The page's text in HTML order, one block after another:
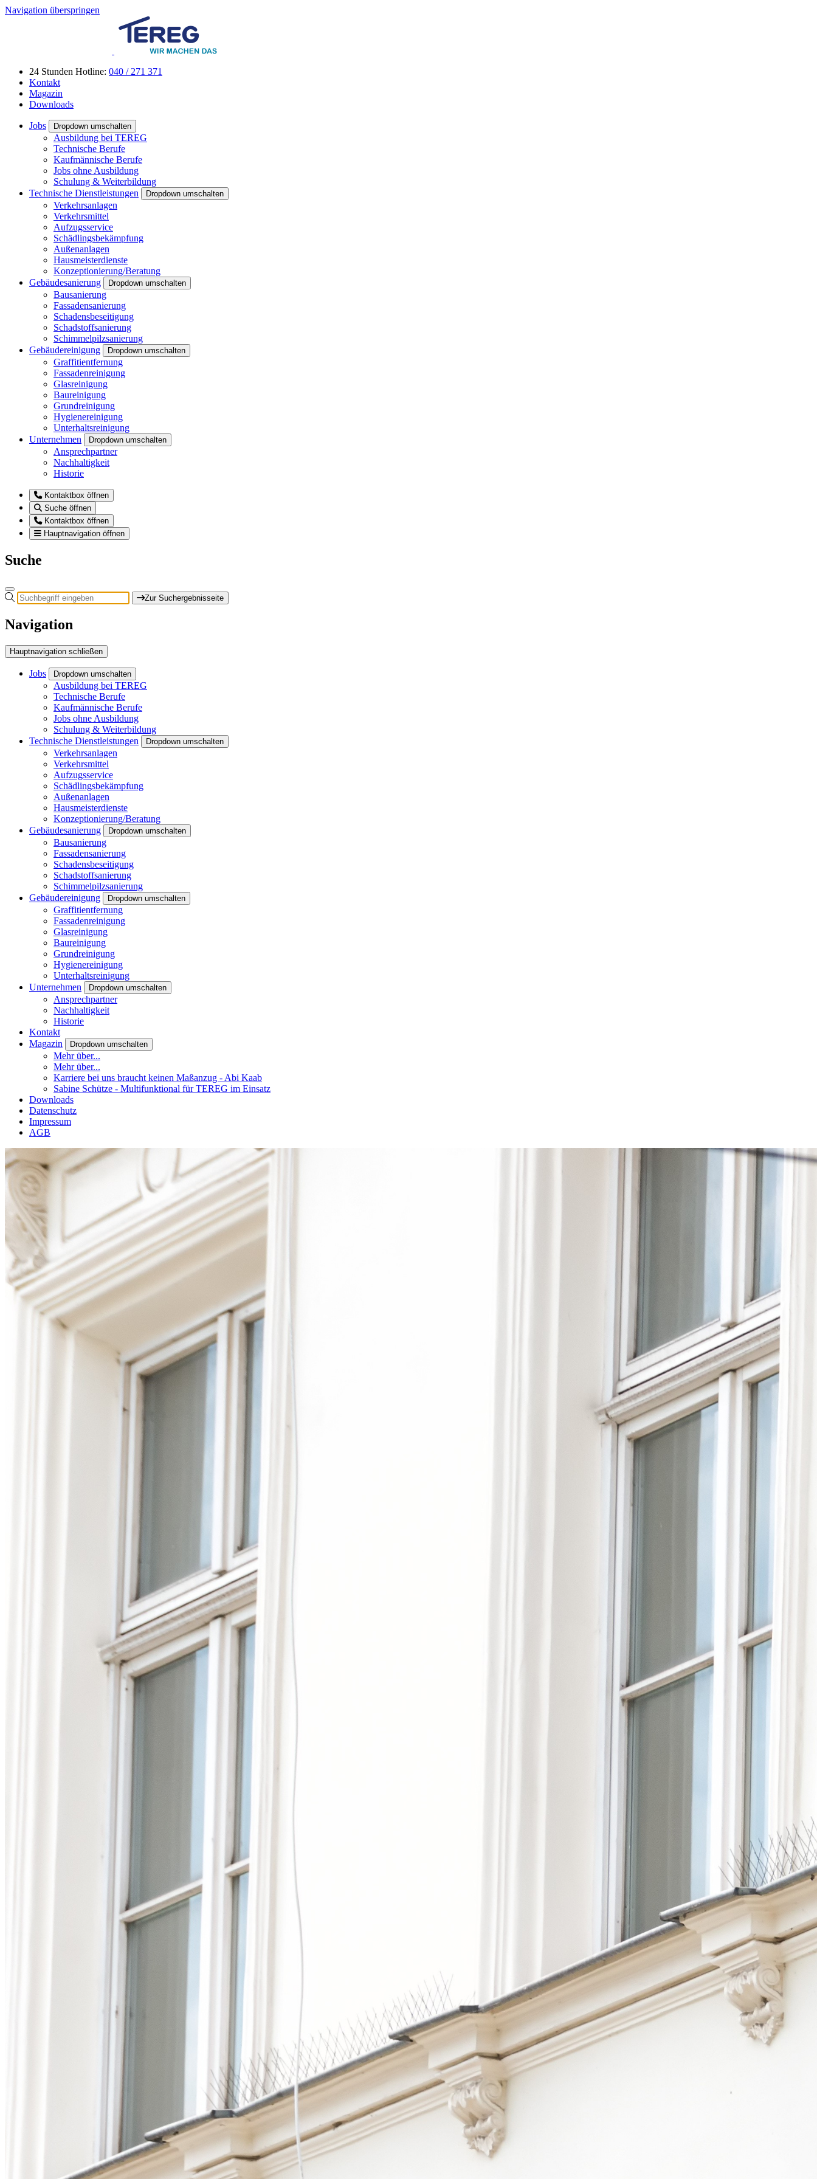
Navigation überspringen
24 Stunden Hotline: 040 / 271 371
Kontakt
Magazin
Downloads
Jobs Dropdown umschalten
Ausbildung bei TEREG
Technische Berufe
Kaufmännische Berufe
Jobs ohne Ausbildung
Schulung & Weiterbildung
Technische Dienstleistungen
Dropdown umschalten
Verkehrsanlagen
Verkehrsmittel
Aufzugsservice
Schädlingsbekämpfung
Außenanlagen
Hausmeisterdienste
Konzeptionierung/Beratung
Gebäudesanierung
Dropdown umschalten
Bausanierung
Fassadensanierung
Schadensbeseitigung
Schadstoffsanierung
Schimmelpilzsanierung
Gebäudereinigung
Dropdown umschalten
Graffitientfernung
Fassadenreinigung
Glasreinigung
Baureinigung
Grundreinigung
Hygienereinigung
Unterhaltsreinigung
Unternehmen
Dropdown umschalten
Ansprechpartner
Nachhaltigkeit
Historie
Kontaktbox öffnen
Suche öffnen
Kontaktbox öffnen
Hauptnavigation öffnen
Suche
Zur Suchergebnisseite
Navigation
Hauptnavigation schließen
Jobs Dropdown umschalten
Ausbildung bei TEREG
Technische Berufe
Kaufmännische Berufe
Jobs ohne Ausbildung
Schulung & Weiterbildung
Technische Dienstleistungen
Dropdown umschalten
Verkehrsanlagen
Verkehrsmittel
Aufzugsservice
Schädlingsbekämpfung
Außenanlagen
Hausmeisterdienste
Konzeptionierung/Beratung
Gebäudesanierung
Dropdown umschalten
Bausanierung
Fassadensanierung
Schadensbeseitigung
Schadstoffsanierung
Schimmelpilzsanierung
Gebäudereinigung
Dropdown umschalten
Graffitientfernung
Fassadenreinigung
Glasreinigung
Baureinigung
Grundreinigung
Hygienereinigung
Unterhaltsreinigung
Unternehmen
Dropdown umschalten
Ansprechpartner
Nachhaltigkeit
Historie
Kontakt
Magazin
Dropdown umschalten
Mehr über...
Mehr über...
Karriere bei uns braucht keinen Maßanzug - Abi Kaab
Sabine Schütze - Multifunktional für TEREG im Einsatz
Downloads
Datenschutz
Impressum
AGB